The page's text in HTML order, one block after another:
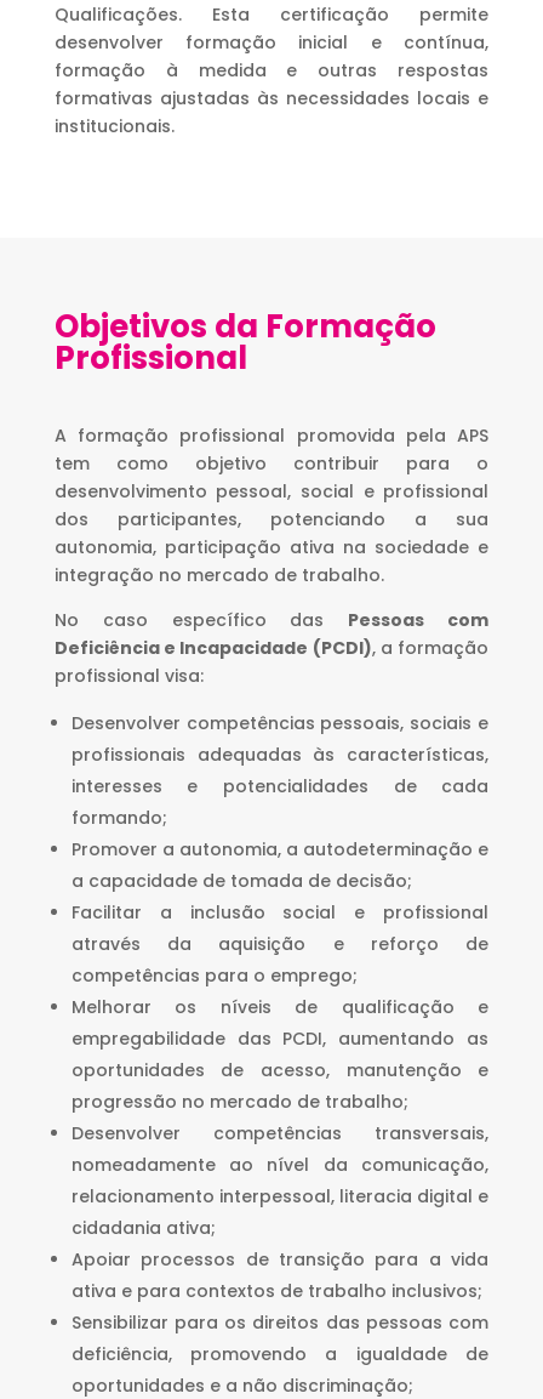
Qualificações. Esta certificação permite
desenvolver formação inicial e contínua,
formação à medida e outras respostas
formativas ajustadas às necessidades locais e
institucionais.
Objetivos da Formação
Profissional
A formação profissional promovida pela APS
tem como objetivo contribuir para o
desenvolvimento pessoal, social e profissional
dos participantes, potenciando a sua
autonomia, participação ativa na sociedade e
integração no mercado de trabalho.
No caso específico das Pessoas com
Deficiência e Incapacidade (PCDI), a formação
profissional visa:
Desenvolver competências pessoais, sociais e
profissionais adequadas às características,
interesses e potencialidades de cada
formando;
Promover a autonomia, a autodeterminação e
a capacidade de tomada de decisão;
Facilitar a inclusão social e profissional
através da aquisição e reforço de
competências para o emprego;
Melhorar os níveis de qualificação e
empregabilidade das PCDI, aumentando as
oportunidades de acesso, manutenção e
progressão no mercado de trabalho;
Desenvolver competências transversais,
nomeadamente ao nível da comunicação,
relacionamento interpessoal, literacia digital e
cidadania ativa;
Apoiar processos de transição para a vida
ativa e para contextos de trabalho inclusivos;
Sensibilizar para os direitos das pessoas com
deficiência, promovendo a igualdade de
oportunidades e a não discriminação;